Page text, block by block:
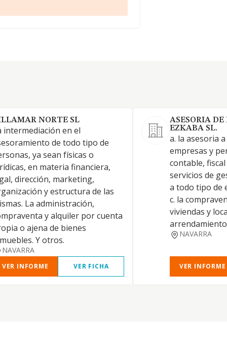
NORTE SL
intermediación en el
de todo tipo de
ya sean físicas o
en materia financiera,
dirección, marketing,
y estructura de las
La administración,
y alquiler por cuenta
o ajena de bienes
Y otros.
NAVARRA
VER INFORME VER FICHA
ASESORIA DE
EZKABA SL.
a. la asesoria
empresas y
contable,
servicios de
a todo tipo de
c. la
viviendas y
NAVARRA
VER INFORME